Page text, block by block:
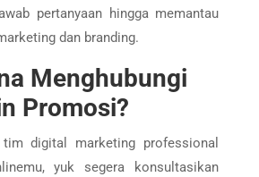
pertanyaan hingga memantau
dan branding.
Menghubungi
Promosi?
digital marketing professional
yuk segera konsultasikan